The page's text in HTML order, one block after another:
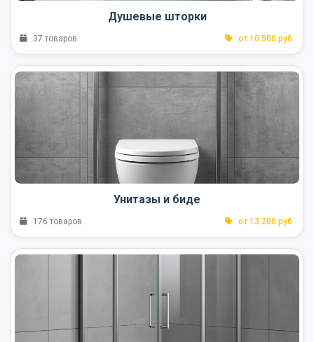
Душевые шторки
37 товаров от 10 500 руб.
Унитазы и биде
176 товаров от 13 200 руб.